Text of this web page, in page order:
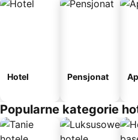
Hotel Pensjonat
Popularne kategorie